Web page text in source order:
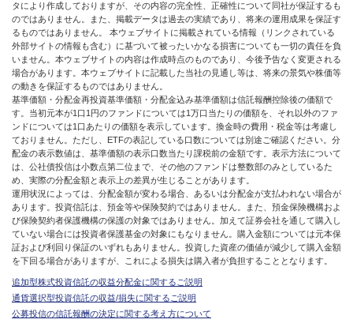
タにより作成しておりますが、その内容の完全性、正確性について同社が保証するも
のではありません。また、掲載データは過去の実績であり、将来の運用成果を保証す
るものではありません。 本ウェブサイトに掲載されている情報（リンクされている
外部サイトの情報も含む）に基づいて被ったいかなる損害についても一切の責任を負
いません。本ウェブサイトの内容は作成時点のものであり、今後予告なく変更される
場合があります。本ウェブサイトに記載した当社の見通し等は、将来の景気や株価等
の動きを保証するものではありません。
基準価額・分配金再投資基準価額・分配金込み基準価額は信託報酬控除後の価額で
す。当初元本が1口1円のファンドについては1万口当たりの価額を、それ以外のファ
ンドについては1口あたりの価額を表示しています。換金時の費用・税金等は考慮し
ておりません。ただし、ETFの表記している口数については別途ご確認ください。分
配金の表示数値は、基準価額の表示口数当たり課税前の金額です。表示方法について
は、公社債投信は小数点第二位まで、その他のファンドは整数部のみとしているた
め、実際の分配金額と表示上の差異が生じることがあります。
運用状況によっては、分配金額が変わる場合、あるいは分配金が支払われない場合が
あります。投資信託は、預金等や保険契約ではありません。また、預金保険機構およ
び保険契約者保護機構の保護の対象ではありません。加えて証券会社を通して購入し
ていない場合には投資者保護基金の対象にもなりません。購入金額については元本保
証および利回り保証のいずれもありません。投資した資産の価値が減少して購入金額
を下回る場合がありますが、これによる損失は購入者が負担することとなります。
追加型株式投資信託の収益分配金に関するご説明
通貨選択型投資信託の収益/損失に関するご説明
公募投信の信託報酬の決定に関する考え方について